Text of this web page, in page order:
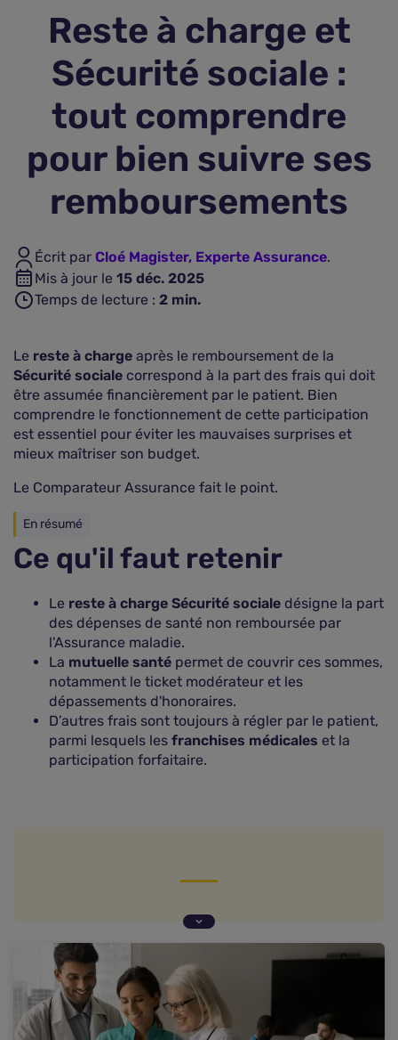
Assurance vie
Plus d'assurances
Reste à charge et
Sécurité sociale :
tout comprendre
pour bien suivre ses
remboursements
Écrit par Cloé Magister, Experte Assurance.
Mis à jour le 15 déc. 2025
Temps de lecture : 2 min.
Le reste à charge après le remboursement de la
Sécurité sociale correspond à la part des frais qui doit
être assumée financièrement par le patient. Bien
comprendre le fonctionnement de cette participation
est essentiel pour éviter les mauvaises surprises et
mieux maîtriser son budget.
Le Comparateur Assurance fait le point.
En résumé
Ce qu'il faut retenir
Le reste à charge Sécurité sociale désigne la part
des dépenses de santé non remboursée par
l'Assurance maladie.
La mutuelle santé permet de couvrir ces sommes,
notamment le ticket modérateur et les
dépassements d'honoraires.
D’autres frais sont toujours à régler par le patient,
parmi lesquels les franchises médicales et la
participation forfaitaire.
Les différents restes à charge
Focus sur le dispositif 100% Santé
Nos conseils pour réduire votre reste à charge
FAQ : vos questions fréquentes sur le reste à
charge de la Sécurité sociale